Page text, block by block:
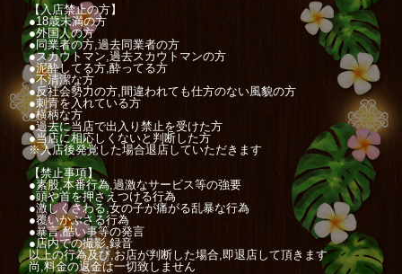
【入店禁止の方】
●18歳未満の方
●外国人の方
●同業者の方,過去同業者の方
●スカウトマン,過去スカウトマンの方
●泥酔してる方,酔ってる方
●不清潔な方
●反社会勢力の方,間違われても仕方のない風貌の方
●刺青を入れている方
●横柄な方
●過去に当店で出入り禁止を受けた方
●当店に相応しくないと判断した方
※入店後発覚した場合退店していただきます
【禁止事項】
●素股,本番行為,過激なサービス等の強要
●頭や首を押さえつける行為
●激しくさわる,女の子が痛がる乱暴な行為
●覆いかぶさる行為
●暴言,酷い事等の発言
●店内での撮影,録音
以上の行為及び,お店が判断した場合,即退店して頂きます
尚,料金の返金は一切致しません